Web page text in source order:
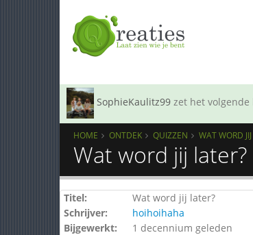
SophieKaulitz99 zet het
HOME ONTDEK QUIZZEN WAT WORD
Wat word jij
Titel:
Wat word jij later?
Schrijver:
hoihoihaha
Bijgewerkt:
1 decennium geleden